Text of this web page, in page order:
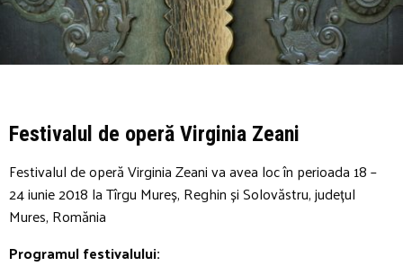
Festivalul de operă Virginia Zeani
Festivalul de operă Virginia Zeani va avea loc în perioada 18 –
24 iunie 2018 la Tîrgu Mureș, Reghin și Solovăstru, județul
Mures, Romănia
Programul festivalului: